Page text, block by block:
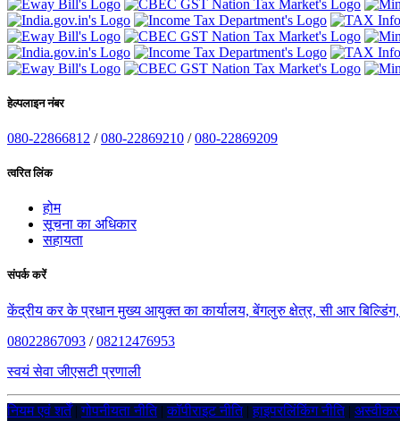
हेल्पलाइन नंबर
080-22866812 /080-22869210 /080-22869209
त्वरित लिंक
होम
सूचना का अधिकार
सहायता
संपर्क करें
केंद्रीय कर के प्रधान मुख्य आयुक्त का कार्यालय, बेंगलुरु क्षेत्र, सी आर
08022867093 /08212476953
स्वयं सेवा जीएसटी प्रणाली
नियम एवं शर्तें|गोपनीयता नीति|कॉपीराइट नीति|हाइपरलिंकिंग नीति|